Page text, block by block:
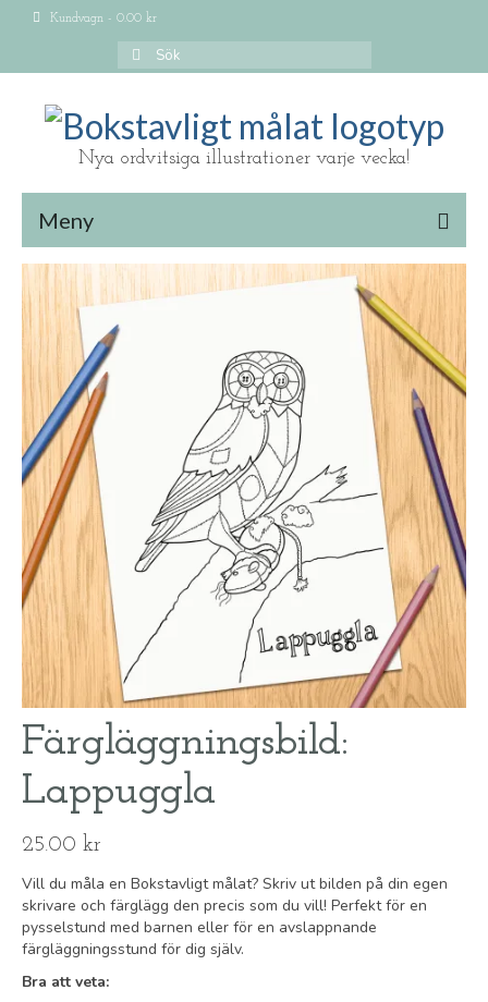
Kundvagn - 0.00 kr
Search
for:
Nya ordvitsiga illustrationer varje vecka!
Meny
Färgläggningsbild:
Lappuggla
25.00 kr
Vill du måla en Bokstavligt målat? Skriv ut bilden på din egen
skrivare och färglägg den precis som du vill! Perfekt för en
pysselstund med barnen eller för en avslappnande
färgläggningsstund för dig själv.
Bra att veta: